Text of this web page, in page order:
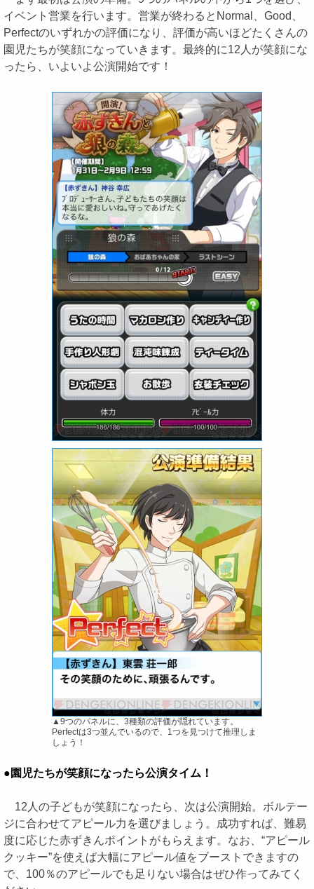
イベント営業を行います。営業が終わるとNormal、Good、
Perfectのいずれかの評価になり、評価が高いほどたくさんの
園児たちが笑顔になっていきます。最終的に12人が笑顔にな
ったら、いよいよ公演開始です！
▲9つのパネルに、3種類の評価が隠れています。
Perfectは3つ並んでいるので、1つを見つけて推理しま
しょう！
●園児たちが笑顔になったら公演タイム！
12人の子どもが笑顔になったら、次は公演開始。ボルテー
ジに合わせてアピール力を選びましょう。成功すれば、難易
度に応じた赤ずきんポイントがもらえます。なお、“アピール
クッキー”を使えば大幅にアピール値をブーストできますの
で、100％のアピールでも足りない場合はぜひ作ってみてく